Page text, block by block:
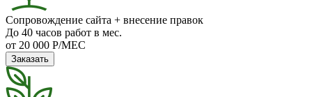
Сопровождение сайта + внесение правок
До 40 часов работ в мес.
от 20 000 Р/МЕС
Заказать